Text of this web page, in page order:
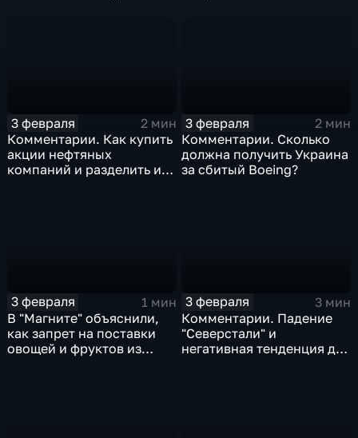
3 февраля
2 мин
Комментарии. Как купить
акции нефтяных
компаний и разделить их
3 февраля
2 мин
Комментарии. Сколько
должна получить Украина
за сбитый Boeing?
3 февраля
1 мин
В "Магните" объяснили,
как запрет на поставки
овощей и фруктов из
3 февраля
3 мин
Комментарии. Падение
"Северстали" и
негативная тенденция для